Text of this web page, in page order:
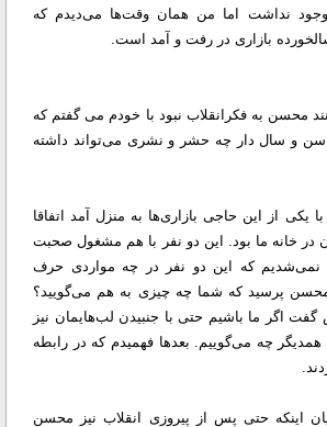
وجود نداشت اما من همان وقت‌ها می‌دیدم که
بازاری در رفت و آمد است.
محسن به فکرانقلاب نبود با خودم می گفتم که
سن و سال دار چه حشر و نشری می‌تواند داشته
یکی از این حاجی بازاری‌ها به منزل آمد اتفاقا
در خانه ما بود. این دو نفر با هم مشغول صحبت
نمی‌شدیم که این دو نفر در چه مواردی حرف
پرسید که شما چه چیزی به هم می‌گویید؟
اگر ما باشیم حتی با جنبیدن لب‌هایمان نیز
همدیگر چه می‌گوییم. بعدها فهمیدم که در رابطه
اینکه حتی پس از پیروزی انقلاب نیز محسن